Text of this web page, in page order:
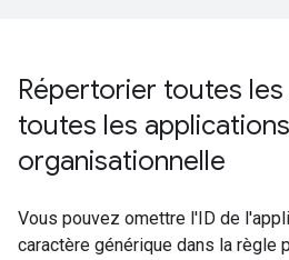
Répertorier toutes
toutes les
organisationnelle
Vous pouvez omettre l'ID de
caractère générique dans la règle